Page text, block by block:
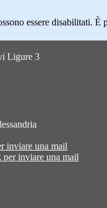
essere disabilitati.
Ligure 3
inviare una mail
inviare una mail